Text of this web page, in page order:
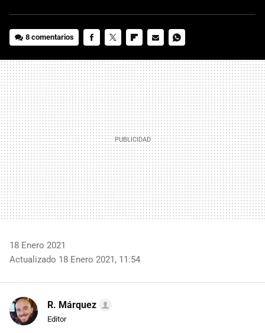
8 comentarios
MAIL
18 Enero 2021
Actualizado 18 Enero 2021, 11:54
R. Márquez
Editor